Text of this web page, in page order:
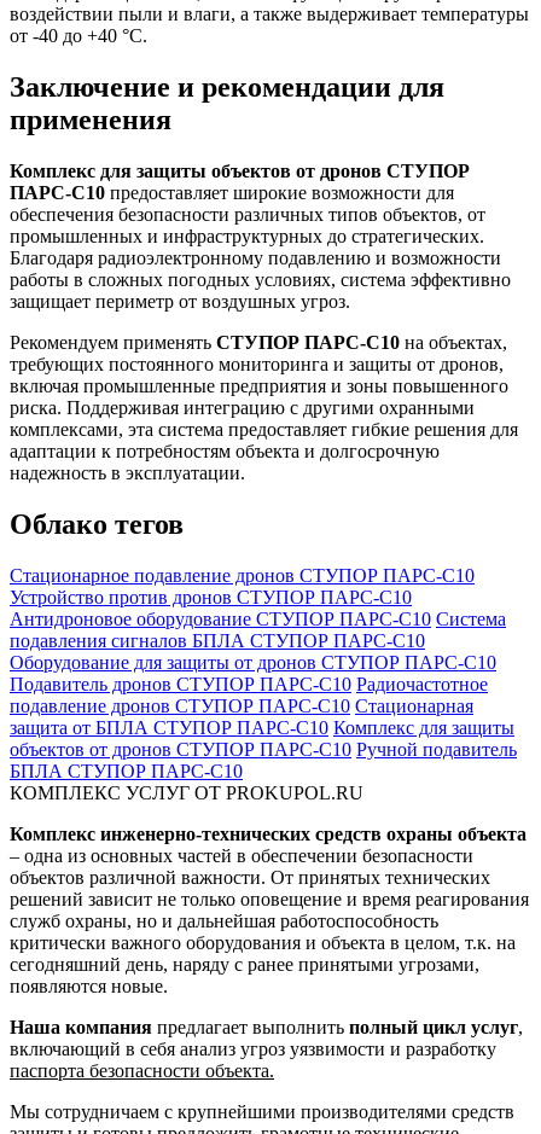
воздействии пыли и влаги, а также выдерживает температуры
от -40 до +40 °C.
Заключение и рекомендации для
применения
Комплекс для защиты объектов от дронов СТУПОР
ПАРС-С10 предоставляет широкие возможности для
обеспечения безопасности различных типов объектов, от
промышленных и инфраструктурных до стратегических.
Благодаря радиоэлектронному подавлению и возможности
работы в сложных погодных условиях, система эффективно
защищает периметр от воздушных угроз.
Рекомендуем применять СТУПОР ПАРС-С10 на объектах,
требующих постоянного мониторинга и защиты от дронов,
включая промышленные предприятия и зоны повышенного
риска. Поддерживая интеграцию с другими охранными
комплексами, эта система предоставляет гибкие решения для
адаптации к потребностям объекта и долгосрочную
надежность в эксплуатации.
Облако тегов
Стационарное подавление дронов СТУПОР ПАРС-С10
Устройство против дронов СТУПОР ПАРС-С10
Антидроновое оборудование СТУПОР ПАРС-С10 Система
подавления сигналов БПЛА СТУПОР ПАРС-С10
Оборудование для защиты от дронов СТУПОР ПАРС-С10
Подавитель дронов СТУПОР ПАРС-С10 Радиочастотное
подавление дронов СТУПОР ПАРС-С10 Стационарная
защита от БПЛА СТУПОР ПАРС-С10 Комплекс для защиты
объектов от дронов СТУПОР ПАРС-С10 Ручной подавитель
БПЛА СТУПОР ПАРС-С10
КОМПЛЕКС УСЛУГ ОТ PROKUPOL.RU
Комплекс инженерно-технических средств охраны объекта
– одна из основных частей в обеспечении безопасности
объектов различной важности. От принятых технических
решений зависит не только оповещение и время реагирования
служб охраны, но и дальнейшая работоспособность
критически важного оборудования и объекта в целом, т.к. на
сегодняшний день, наряду с ранее принятыми угрозами,
появляются новые.
Наша компания предлагает выполнить полный цикл услуг,
включающий в себя анализ угроз уязвимости и разработку
паспорта безопасности объекта.
Мы сотрудничаем с крупнейшими производителями средств